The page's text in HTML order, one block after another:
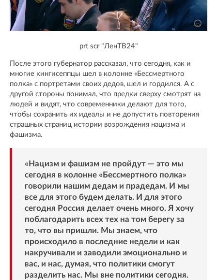
prt scr "ЛенТВ24"
После этого губернатор рассказал, что сегодня, как и
многие кингисеппцы шел в колонне «Бессмертного
полка» с портретами своих дедов, шел и гордился. А с
другой стороны понимал, что предки сверху смотрят на
людей и видят, что современники делают для того,
чтобы сохранить их идеалы и не допустить повторения
страшных страниц истории возрождения нацизма и
фашизма.
«Нацизм и фашизм не пройдут — это мы
сегодня в колонне «Бессмертного полка»
говорили нашим дедам и прадедам. И мы
все для этого будем делать. И для этого
сегодня Россия делает очень много. Я хочу
поблагодарить всех тех на том берегу за
то, что вы пришли. Мы знаем, что
происходило в последние недели и как
накручивали и заводили эмоционально и
вас, и нас, думая, что политики смогут
разделить нас. Мы вне политики сегодня.